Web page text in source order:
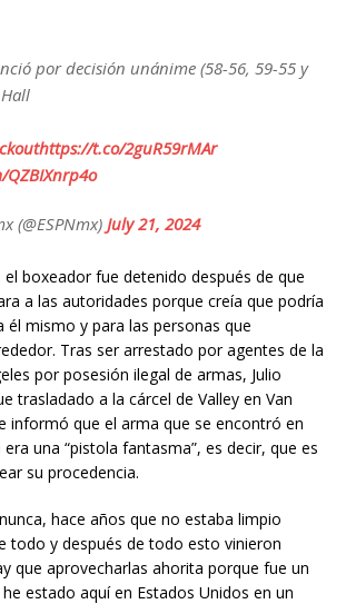
por decisión unánime (58-56, 59-55 y
https://t.co/2guR59rMAr
(@ESPNmx) July 21, 2024
el boxeador fue detenido después de que
a las autoridades porque creía que podría
él mismo y para las personas que
Tras ser arrestado por agentes de la
por posesión ilegal de armas, Julio
trasladado a la cárcel de Valley en Van
informó que el arma que se encontró en
una “pistola fantasma”, es decir, que es
su procedencia.
hace años que no estaba limpio
todo y después de todo esto vinieron
que aprovecharlas ahorita porque fue un
estado aquí en Estados Unidos en un